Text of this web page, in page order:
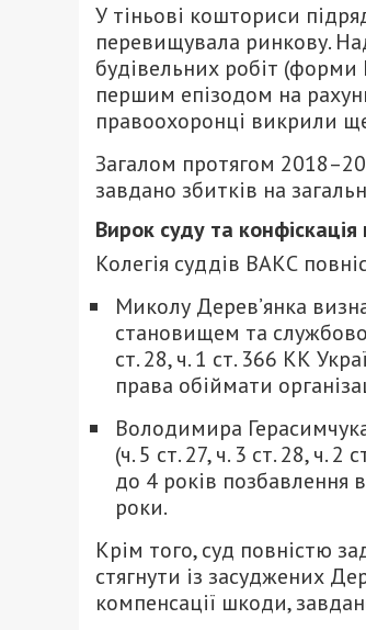
У тіньові кошториси
перевищувала ринкову.
будівельних робіт (форми
першим епізодом на
правоохоронці викрили
Загалом протягом
завдано збитків на
Вирок суду та конфіскація
Колегія суддів ВАКС
Миколу Дерев’янка
становищем та
ст. 28, ч. 1 ст. 366 КК
права обіймати
Володимира
(ч. 5 ст. 27, ч. 3 ст. 28, ч.
до 4 років позбавлення
роки.
Крім того, суд повністю
стягнути із засуджених
компенсації шкоди,